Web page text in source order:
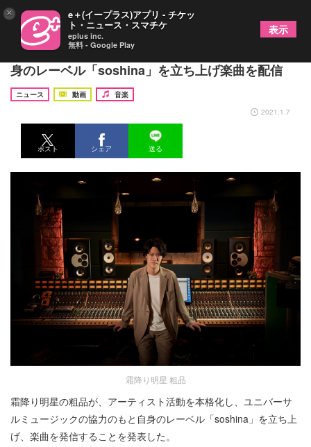
霜降り明星の粗品がアーティスト活動を本格化、自
身のレーベル「soshina」を立ち上げ楽曲を配信
ニュース 動画
音楽
2021.1.7
ポスト シェア 送る
霜降り明星 粗品
霜降り明星の粗品が、アーティスト活動を本格化し、ユニバーサ
ルミュージックの協力のもと自身のレーベル「soshina」を立ち上
げ、楽曲を発信することを発表した。
× e＋(イープラス)アプリ - チケッ
ト・ニュース・スマチケ
eplus inc.
無料 - Google Play
表示